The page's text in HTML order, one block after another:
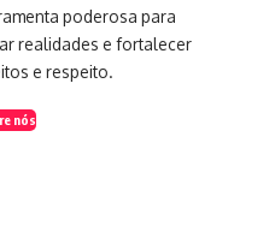
poderosa para
realidades e fortalecer
e respeito.
nós